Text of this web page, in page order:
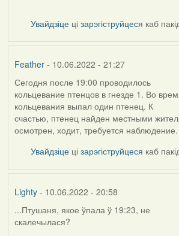
Увайдзіце цізарэгіструйцеся каб
Feather- 10.06.2022 - 21:27
Сегодня после 19:00 проводилось
кольцевание птенцов в гнезде 1. Во
кольцевания выпал один птенец. К
счастью, птенец найден местными
осмотрен, ходит, требуется наблюдение.
Увайдзіце цізарэгіструйцеся каб
Lighty- 10.06.2022 - 20:58
...Птушаня, якое ўпала ў 19:23, не
скалечылася?